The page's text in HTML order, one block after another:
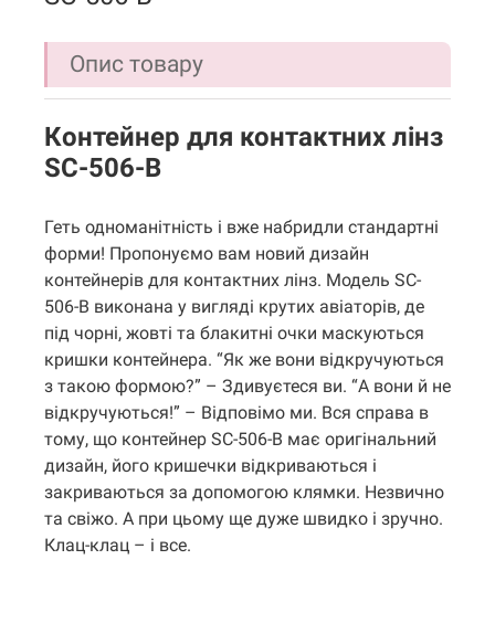
Опис товару
Контейнер для контактних лінз
SC-506-B
Геть одноманітність і вже набридли стандартні
форми! Пропонуємо вам новий дизайн
контейнерів для контактних лінз. Модель SC-
506-B виконана у вигляді крутих авіаторів, де
під чорні, жовті та блакитні очки маскуються
кришки контейнера. “Як же вони відкручуються
з такою формою?” – Здивуєтеся ви. “А вони й не
відкручуються!” – Відповімо ми. Вся справа в
тому, що контейнер SC-506-B має оригінальний
дизайн, його кришечки відкриваються і
закриваються за допомогою клямки. Незвично
та свіжо. А при цьому ще дуже швидко і зручно.
Клац-клац – і все.